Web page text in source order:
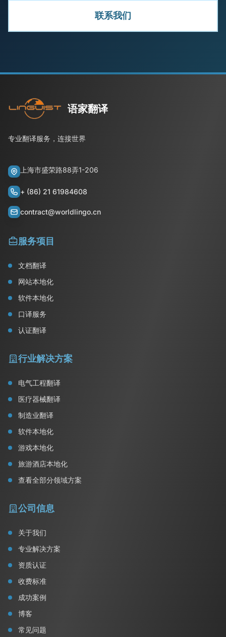
联系我们
语家翻译
专业翻译服务，连接世界
上海市盛荣路88弄1-206
+ (86) 21 61984608
contract@worldlingo.cn
服务项目
文档翻译
网站本地化
软件本地化
口译服务
认证翻译
行业解决方案
电气工程翻译
医疗器械翻译
制造业翻译
软件本地化
游戏本地化
旅游酒店本地化
查看全部分领域方案
公司信息
关于我们
专业解决方案
资质认证
收费标准
成功案例
博客
常见问题